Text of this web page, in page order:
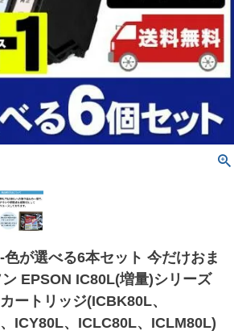
色が選べる6本セット 今だけおま
EPSON IC80L(増量)シリーズ
ートリッジ(ICBK80L、
ICY80L、ICLC80L、ICLM80L)